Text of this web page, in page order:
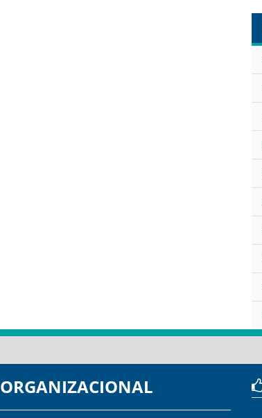
ORGANIZACIONAL